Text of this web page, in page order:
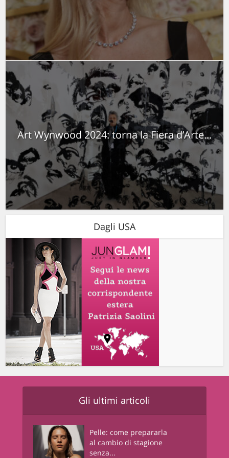
Art Wynwood 2024: torna la Fiera d’Arte...
Dagli USA
Gli ultimi articoli
Pelle: come prepararla
al cambio di stagione
senza...